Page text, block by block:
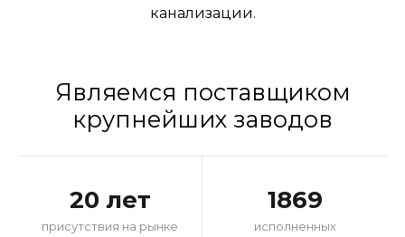
канализации.
Являемся поставщиком
крупнейших заводов
20 лет
присутствия на рынке
1869
исполненных